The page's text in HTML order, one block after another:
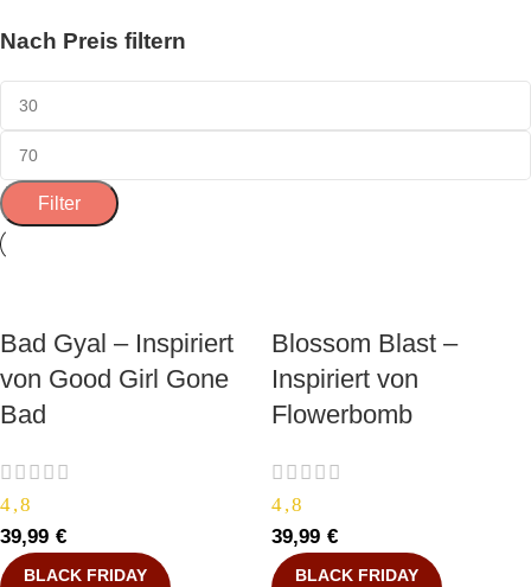
Nach Preis filtern
Filter
Bad Gyal – Inspiriert
von Good Girl Gone
Bad
4,8
39,99 €
BLACK FRIDAY
Blossom Blast –
Inspiriert von
Flowerbomb
4,8
39,99 €
BLACK FRIDAY